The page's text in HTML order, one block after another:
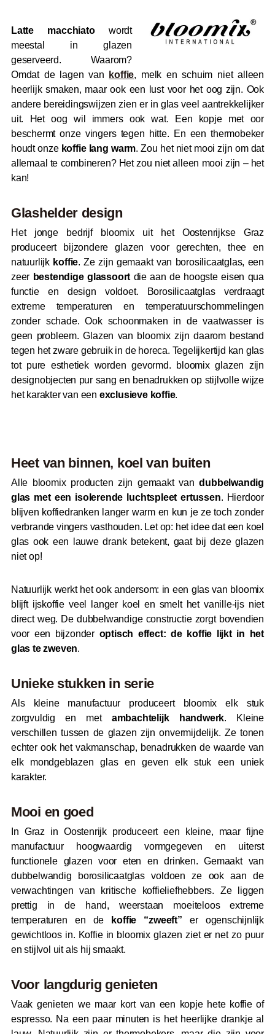
Latte macchiatowordt
meestal in glazen
geserveerd. Waarom?
Omdat de lagen van
koffie, melk en schuim niet alleen
heerlijk smaken, maar ook een lust voor het oog zijn. Ook
andere bereidingswijzen zien er in glas veel aantrekkelijker
uit. Het oog wil immers ook wat. Een kopje met oor
beschermt onze vingers tegen hitte. En een thermobeker
houdt onze koffie lang warm. Zou het niet mooi zijn om dat
allemaal te combineren? Het zou niet alleen mooi zijn – het
kan!
Glashelder design
Het jonge bedrijf bloomix uit het Oostenrijkse Graz
produceert bijzondere glazen voor gerechten, thee en
natuurlijk koffie. Ze zijn gemaakt van borosilicaatglas, een
zeer bestendige glassoort die aan de hoogste eisen qua
functie en design voldoet. Borosilicaatglas verdraagt
extreme temperaturen en temperatuurschommelingen
zonder schade. Ook schoonmaken in de vaatwasser is
geen probleem. Glazen van bloomix zijn daarom bestand
tegen het zware gebruik in de horeca. Tegelijkertijd kan glas
tot pure esthetiek worden gevormd. bloomix glazen zijn
designobjecten pur sang en benadrukken op stijlvolle wijze
het karakter van een exclusieve koffie.
Heet van binnen, koel van buiten
Alle bloomix producten zijn gemaakt vandubbelwandig
glas met een isolerende luchtspleet ertussen. Hierdoor
blijven koffiedranken langer warm en kun je ze toch zonder
verbrande vingers vasthouden. Let op: het idee dat een koel
glas ook een lauwe drank betekent, gaat bij deze glazen
niet op!
Natuurlijk werkt het ook andersom: in een glas van bloomix
blijft ijskoffie veel langer koel en smelt het vanille-ijs niet
direct weg. De dubbelwandige constructie zorgt bovendien
voor een bijzonder optisch effect: de koffie lijkt in het
glas te zweven.
Unieke stukken in serie
Als kleine manufactuur produceert bloomix elk stuk
zorgvuldig en met ambachtelijk handwerk. Kleine
verschillen tussen de glazen zijn onvermijdelijk. Ze tonen
echter ook het vakmanschap, benadrukken de waarde van
elk mondgeblazen glas en geven elk stuk een uniek
karakter.
Mooi en goed
In Graz in Oostenrijk produceert een kleine, maar fijne
manufactuur hoogwaardig vormgegeven en uiterst
functionele glazen voor eten en drinken. Gemaakt van
dubbelwandig borosilicaatglas voldoen ze ook aan de
verwachtingen van kritische koffieliefhebbers. Ze liggen
prettig in de hand, weerstaan moeiteloos extreme
temperaturen en de
koffie “zweeft” er ogenschijnlijk
gewichtloos in. Koffie in bloomix glazen ziet er net zo puur
en stijlvol uit als hij smaakt.
Voor langdurig genieten
Vaak genieten we maar kort van een kopje hete koffie of
espresso. Na een paar minuten is het heerlijke drankje al